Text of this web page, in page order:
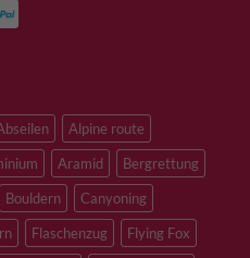
Alpine route
Aramid
Bergrettung
Bouldern
Canyoning
Flaschenzug
Flying Fox